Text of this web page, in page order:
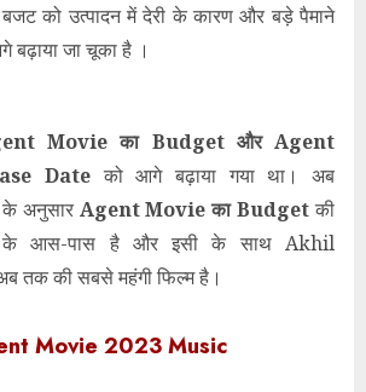
को उत्पादन में देरी के कारण और बड़े पैमाने
बढ़ाया जा चूका है ।
Movie का Budget और Agent
Date को आगे बढ़ाया गया था। अब
अनुसार Agent Movie का Budget की
के आस-पास है और इसी के साथ Akhil
तक की सबसे महंगी फिल्म है।
Movie 2023 Music